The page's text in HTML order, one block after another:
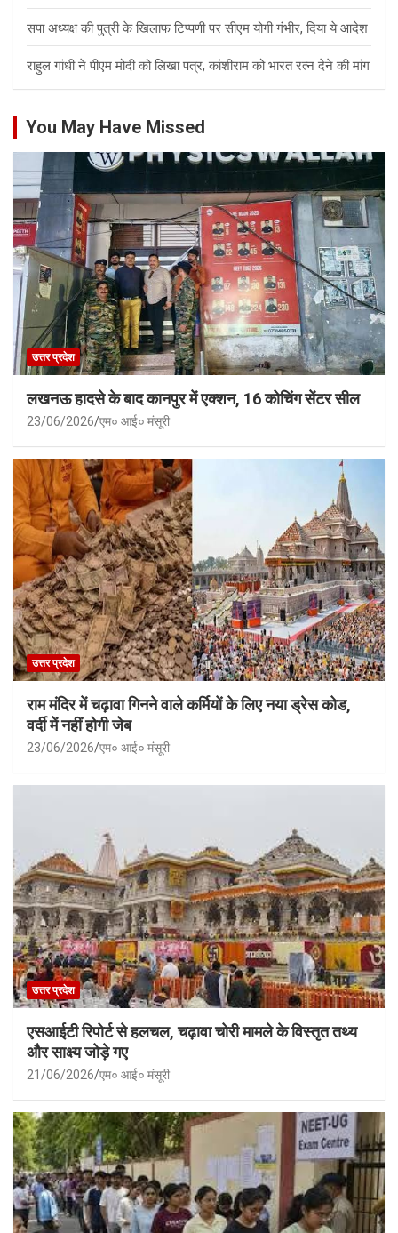
सपा अध्यक्ष की पुत्री के खिलाफ टिप्पणी पर सीएम योगी गंभीर, दिया ये आदेश
राहुल गांधी ने पीएम मोदी को लिखा पत्र, कांशीराम को भारत रत्न देने की मांग
You May Have Missed
उत्तर प्रदेश
लखनऊ हादसे के बाद कानपुर में एक्शन, 16 कोचिंग सेंटर सील
23/06/2026 एम० आई० मंसूरी
उत्तर प्रदेश
राम मंदिर में चढ़ावा गिनने वाले कर्मियों के लिए नया ड्रेस कोड,
वर्दी में नहीं होगी जेब
23/06/2026 एम० आई० मंसूरी
उत्तर प्रदेश
एसआईटी रिपोर्ट से हलचल, चढ़ावा चोरी मामले के विस्तृत तथ्य
और साक्ष्य जोड़े गए
21/06/2026 एम० आई० मंसूरी